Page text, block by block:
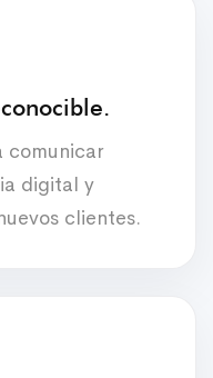
comunicar
digital y
clientes.